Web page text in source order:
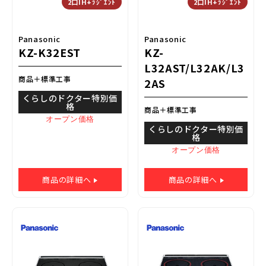
Panasonic
KZ-K32EST
商品＋標準工事
くらしのドクター特別価
格
オープン価格
商品の詳細へ
Panasonic
KZ-
L32AST/L32AK/L3
2AS
商品＋標準工事
くらしのドクター特別価
格
オープン価格
商品の詳細へ